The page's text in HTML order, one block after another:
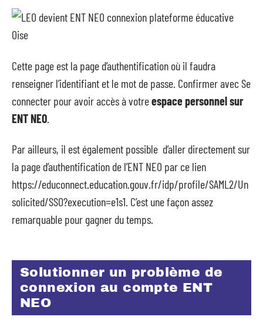
Cette page est la page d’authentification où il faudra
renseigner l’identifiant et le mot de passe. Confirmer avec Se
connecter pour avoir accès à votreespace personnel sur
ENT NEO
Par ailleurs, il est également possible d’aller directement sur
la page d’authentification de l’ENT NEO par ce lien
https://educonnect.education.gouv.fr/idp/profile/SAML2/Un
solicited/SSO?execution=e1s1. C’est une façon assez
remarquable pour gagner du temps.
Solutionner un problème de
connexion au compte ENT
NEO